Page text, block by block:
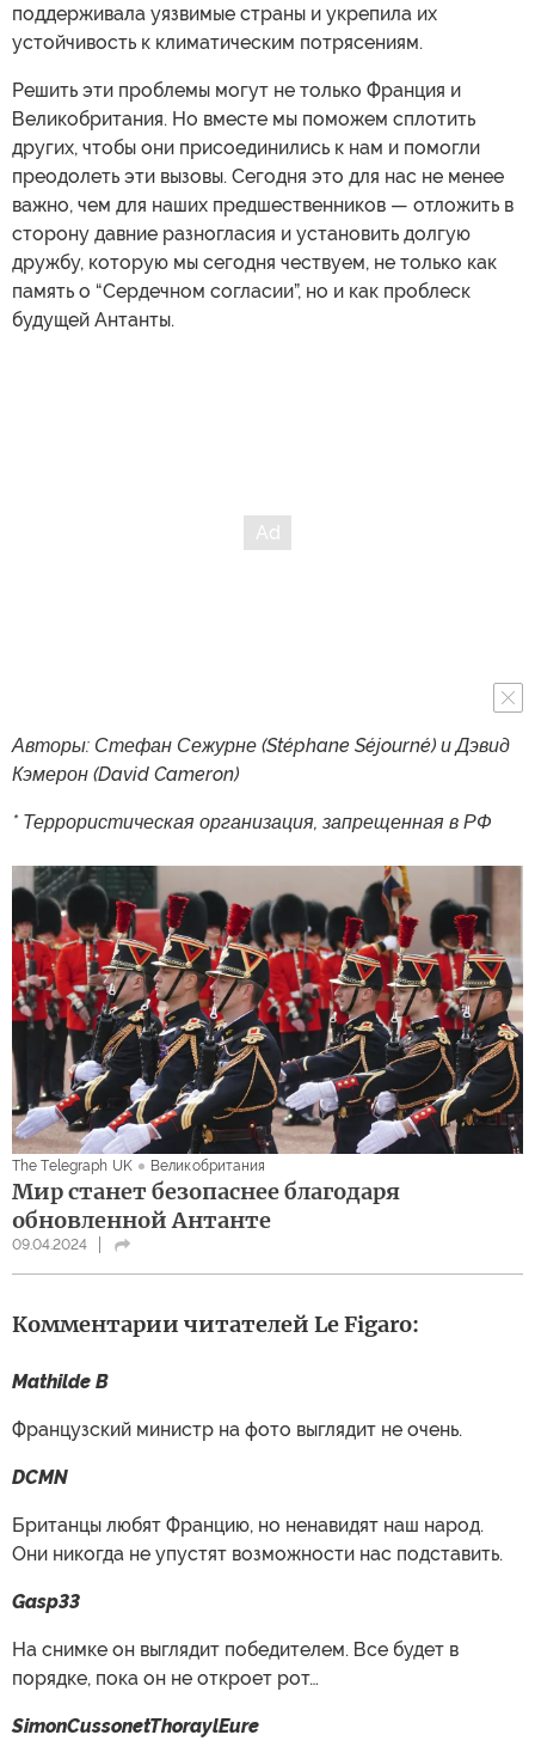
поддерживала уязвимые страны и укрепила их
устойчивость к климатическим потрясениям.
Решить эти проблемы могут не только Франция и
Великобритания. Но вместе мы поможем сплотить
других, чтобы они присоединились к нам и помогли
преодолеть эти вызовы. Сегодня это для нас не менее
важно, чем для наших предшественников — отложить в
сторону давние разногласия и установить долгую
дружбу, которую мы сегодня чествуем, не только как
память о “Сердечном согласии”, но и как проблеск
будущей Антанты.
Авторы: Стефан Сежурне (Stéphane Séjourné) и Дэвид
Кэмерон (David Cameron)
* Террористическая организация, запрещенная в РФ
The Telegraph UK Великобритания
Мир станет безопаснее благодаря
обновленной Антанте
09.04.2024
Комментарии читателей Le Figaro:
Mathilde B
Французский министр на фото выглядит не очень.
DCMN
Британцы любят Францию, но ненавидят наш народ.
Они никогда не упустят возможности нас подставить.
Gasp33
На снимке он выглядит победителем. Все будет в
порядке, пока он не откроет рот…
SimonCussonetThoraylEure